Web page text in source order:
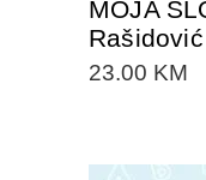
MOJA
Rašidović
23.00 KM